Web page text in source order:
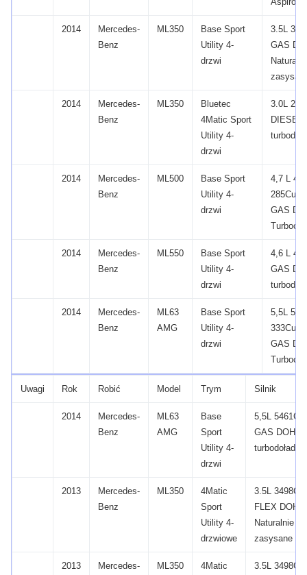
2014
Mercedes-
Benz
ML350
Base Sport
Utility 4-
drzwi
3.5L
GAS
2014
Mercedes-
Benz
ML350
Bluetec
4Matic Sport
Utility 4-
drzwi
3.0L
DIESEL
2014
Mercedes-
Benz
ML500
Base Sport
Utility 4-
drzwi
4,7 L
285Cu.
GAS
2014
Mercedes-
Benz
ML550
Base Sport
Utility 4-
drzwi
4,6 L
GAS
2014
Mercedes-
Benz
ML63
AMG
Base Sport
Utility 4-
drzwi
5,5L
333Cu.
GAS
Uwagi Rok Robić Model Trym Silnik
2014
Mercedes-
Benz
ML63
AMG
Base
Sport
Utility 4-
drzwi
5,5L
GAS DOHC
2013
Mercedes-
Benz
ML350
4Matic
Sport
Utility 4-
drzwiowe
3.5L
FLEX DOHC
Naturalnie
zasysane
2013
Mercedes-
ML350
4Matic
3.5L